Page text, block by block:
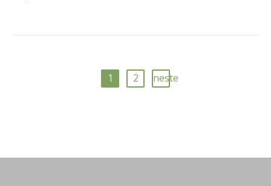
1 2 neste